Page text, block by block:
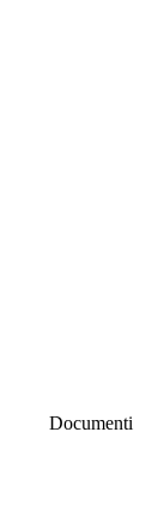
Documenti